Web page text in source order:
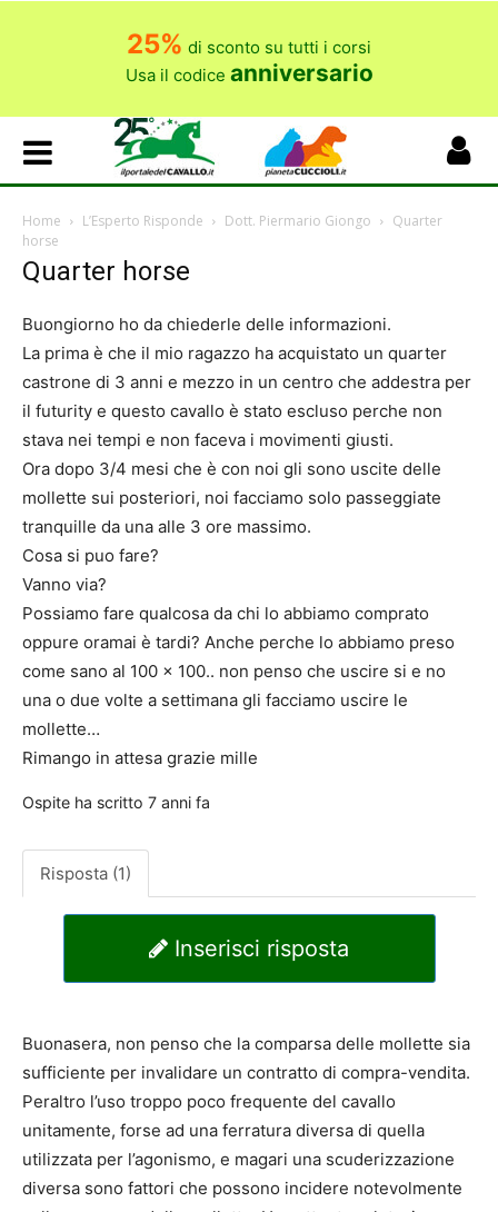
25% di sconto su tutti i corsi
Usa il codice anniversario
Home L’Esperto Risponde Dott. Piermario Giongo
Quarter
horse
Quarter horse
Buongiorno ho da chiederle delle informazioni.
La prima è che il mio ragazzo ha acquistato un quarter
castrone di 3 anni e mezzo in un centro che addestra per
il futurity e questo cavallo è stato escluso perche non
stava nei tempi e non faceva i movimenti giusti.
Ora dopo 3/4 mesi che è con noi gli sono uscite delle
mollette sui posteriori, noi facciamo solo passeggiate
tranquille da una alle 3 ore massimo.
Cosa si puo fare?
Vanno via?
Possiamo fare qualcosa da chi lo abbiamo comprato
oppure oramai è tardi? Anche perche lo abbiamo preso
come sano al 100 x 100.. non penso che uscire si e no
una o due volte a settimana gli facciamo uscire le
mollette…
Rimango in attesa grazie mille
Ospite ha scritto 7 anni fa
Risposta (1)
Inserisci risposta
Buonasera, non penso che la comparsa delle mollette sia
sufficiente per invalidare un contratto di compra-vendita.
Peraltro l’uso troppo poco frequente del cavallo
unitamente, forse ad una ferratura diversa di quella
utilizzata per l’agonismo, e magari una scuderizzazione
diversa sono fattori che possono incidere notevolmente